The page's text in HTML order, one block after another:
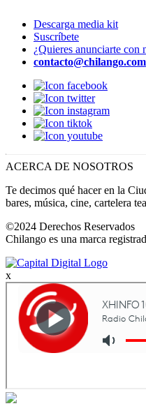
Descarga media kit
Suscríbete
¿Quieres anunciarte con
contacto@chilango.com
ACERCA DE NOSOTROS
Te decimos qué hacer en la
bares, música, cine, cartelera
©2024 Derechos Reservados
Chilango es una marca
x